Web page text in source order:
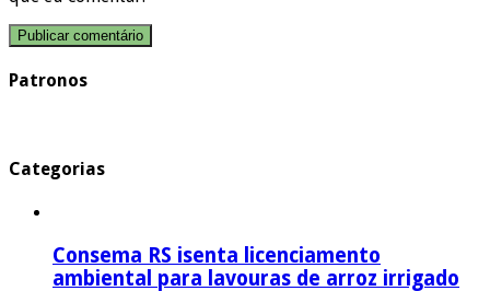
Patronos
Categorias
Consema RS isenta licenciamento
ambiental para lavouras de arroz irrigado